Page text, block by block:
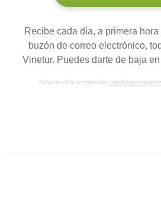
Recibe cada día, a primera
buzón de correo electrónico,
Vinetur. Puedes darte de baja
Al hacer click aceptas las condiciones